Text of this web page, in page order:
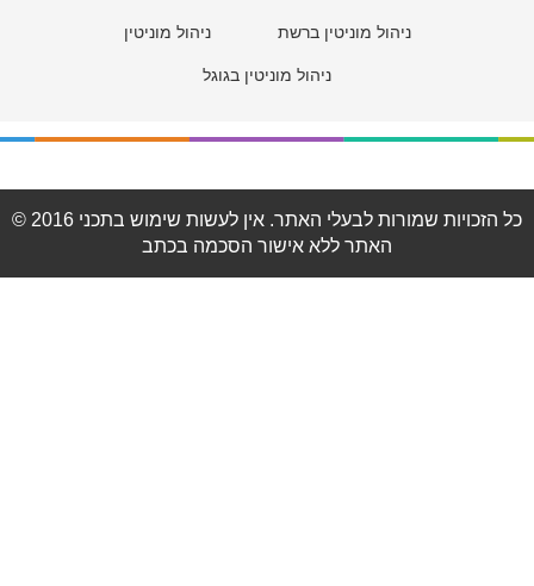
ניהול מוניטין ברשת ניהול מוניטין
ניהול מוניטין בגוגל
© 2016 כל הזכויות שמורות לבעלי האתר. אין לעשות שימוש בתכני
האתר ללא אישור הסכמה בכתב